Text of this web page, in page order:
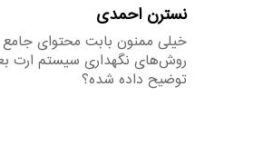
نسترن احمدی
خیلی ممنون بابت محتوای جامع
روش‌های نگهداری سیستم ارت
توضیح داده شده؟